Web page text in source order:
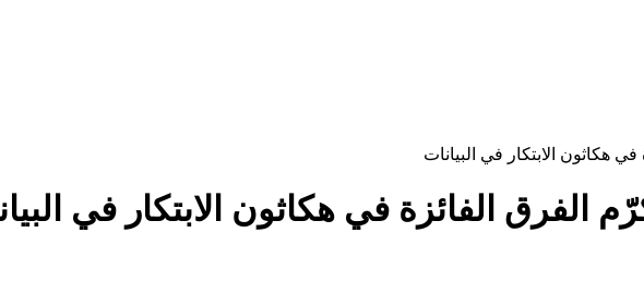
في هكاثون الابتكار في البيانات
الفرق الفائزة في هكاثون الابتكار في